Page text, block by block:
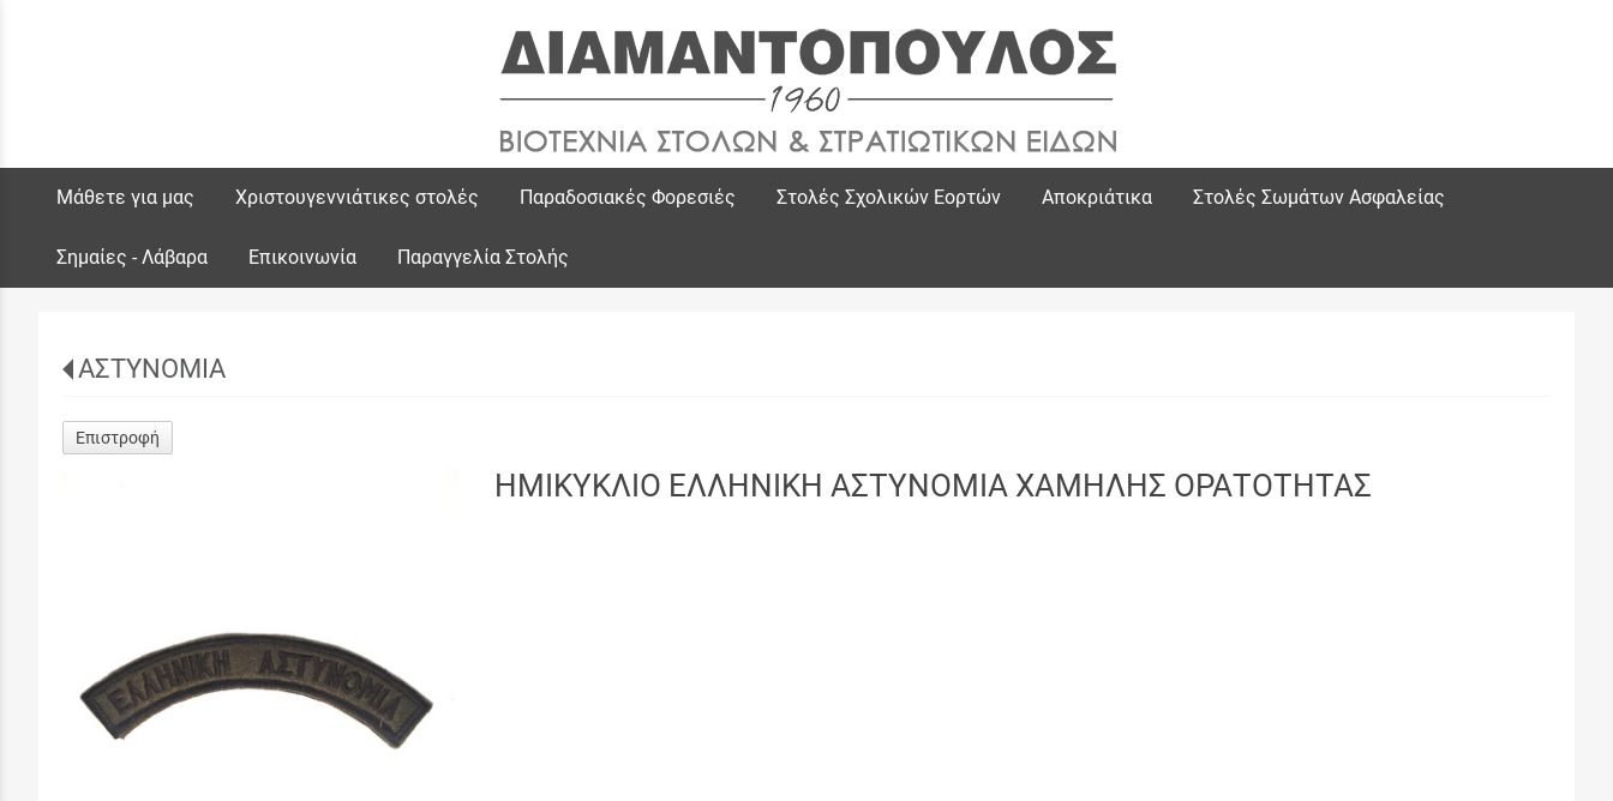
Μάθετε για μας Χριστουγεννιάτικες στολές Παραδοσιακές Φορεσιές Στολές Σχολικών Εορτών Αποκριάτικα Στολές Σωμάτων Ασφαλείας
Σημαίες - Λάβαρα Επικοινωνία Παραγγελία Στολής
ΑΣΤΥΝΟΜΙΑ
Επιστροφή
ΗΜΙΚΥΚΛΙΟ ΕΛΛΗΝΙΚΗ ΑΣΤΥΝΟΜΙΑ ΧΑΜΗΛΗΣ ΟΡΑΤΟΤΗΤΑΣ